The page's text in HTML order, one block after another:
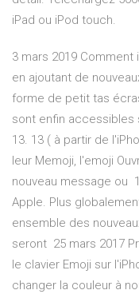
iPad ou iPod touch.
3 mars 2019 Comment
en ajoutant de
forme de petit tas
sont enfin accessibles
13. 13 ( à partir de
leur Memoji, l'emoji
nouveau message ou
Apple. Plus
ensemble des
seront 25 mars 2017
le clavier Emoji sur
changer la couleur à